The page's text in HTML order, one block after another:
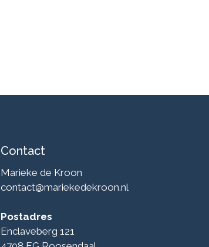
Contact
Marieke de Kroon
contact@mariekedekroon.nl
Postadres
Enclaveberg 121